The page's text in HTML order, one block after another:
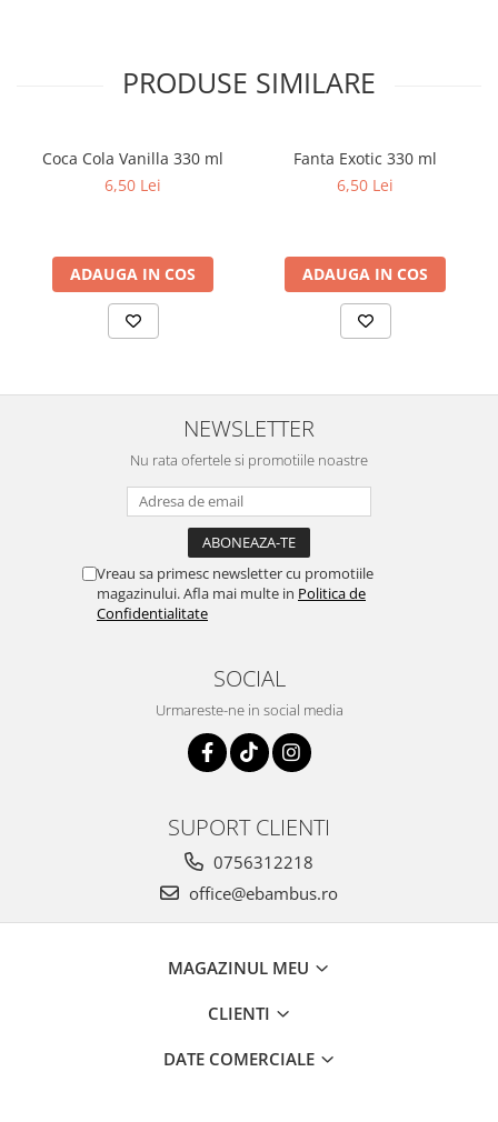
PRODUSE SIMILARE
Coca Cola Vanilla 330 ml
6,50 Lei
ADAUGA IN COS
Fanta Exotic 330 ml
6,50 Lei
ADAUGA IN COS
NEWSLETTER
Nu rata ofertele si promotiile noastre
Vreau sa primesc newsletter cu promotiile
magazinului. Afla mai multe in Politica de
Confidentialitate
SOCIAL
Urmareste-ne in social media
SUPORT CLIENTI
0756312218
office@ebambus.ro
MAGAZINUL MEU
CLIENTI
DATE COMERCIALE